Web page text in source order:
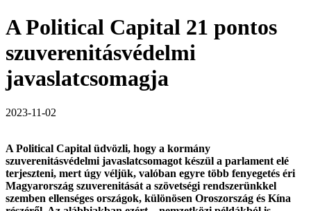
A Political Capital 21 pontos
szuverenitásvédelmi
javaslatcsomagja
2023-11-02
A Political Capital üdvözli, hogy a kormány
szuverenitásvédelmi javaslatcsomagot készül a parlament elé
terjeszteni, mert úgy véljük, valóban egyre több fenyegetés éri
Magyarország szuverenitását a szövetségi rendszerünkkel
szemben ellenséges országok, különösen Oroszország és Kína